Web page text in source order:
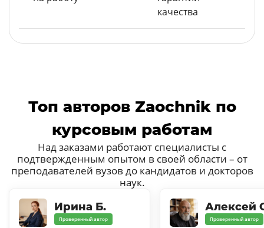
качества
Топ авторов Zaochnik по
курсовым работам
Над заказами работают специалисты с
подтвержденным опытом в своей области – от
преподавателей вузов до кандидатов и докторов
наук.
Ирина Б.
Проверенный автор
Алексей
Проверенный автор